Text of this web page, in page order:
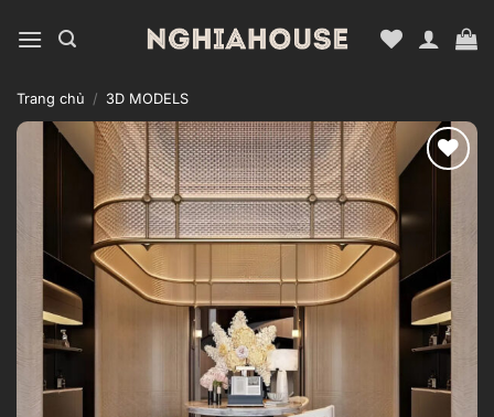
qua
dung
Trang chủ / 3D MODELS